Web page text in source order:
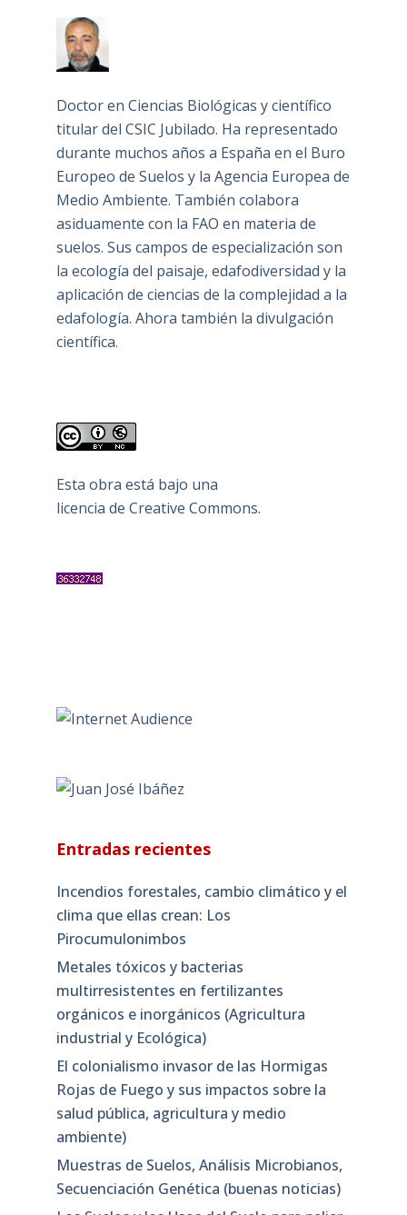
Doctor en Ciencias Biológicas y científico
titular del CSIC Jubilado. Ha representado
durante muchos años a España en el Buro
Europeo de Suelos y la Agencia Europea de
Medio Ambiente. También colabora
asiduamente con la FAO en materia de
suelos. Sus campos de especialización son
la ecología del paisaje, edafodiversidad y la
aplicación de ciencias de la complejidad a la
edafología. Ahora también la divulgación
científica.
Esta obra está bajo una
licencia de Creative Commons.
Entradas recientes
Incendios forestales, cambio climático y el
clima que ellas crean: Los
Pirocumulonimbos
Metales tóxicos y bacterias
multirresistentes en fertilizantes
orgánicos e inorgánicos (Agricultura
industrial y Ecológica)
El colonialismo invasor de las Hormigas
Rojas de Fuego y sus impactos sobre la
salud pública, agricultura y medio
ambiente)
Muestras de Suelos, Análisis Microbianos,
Secuenciación Genética (buenas noticias)